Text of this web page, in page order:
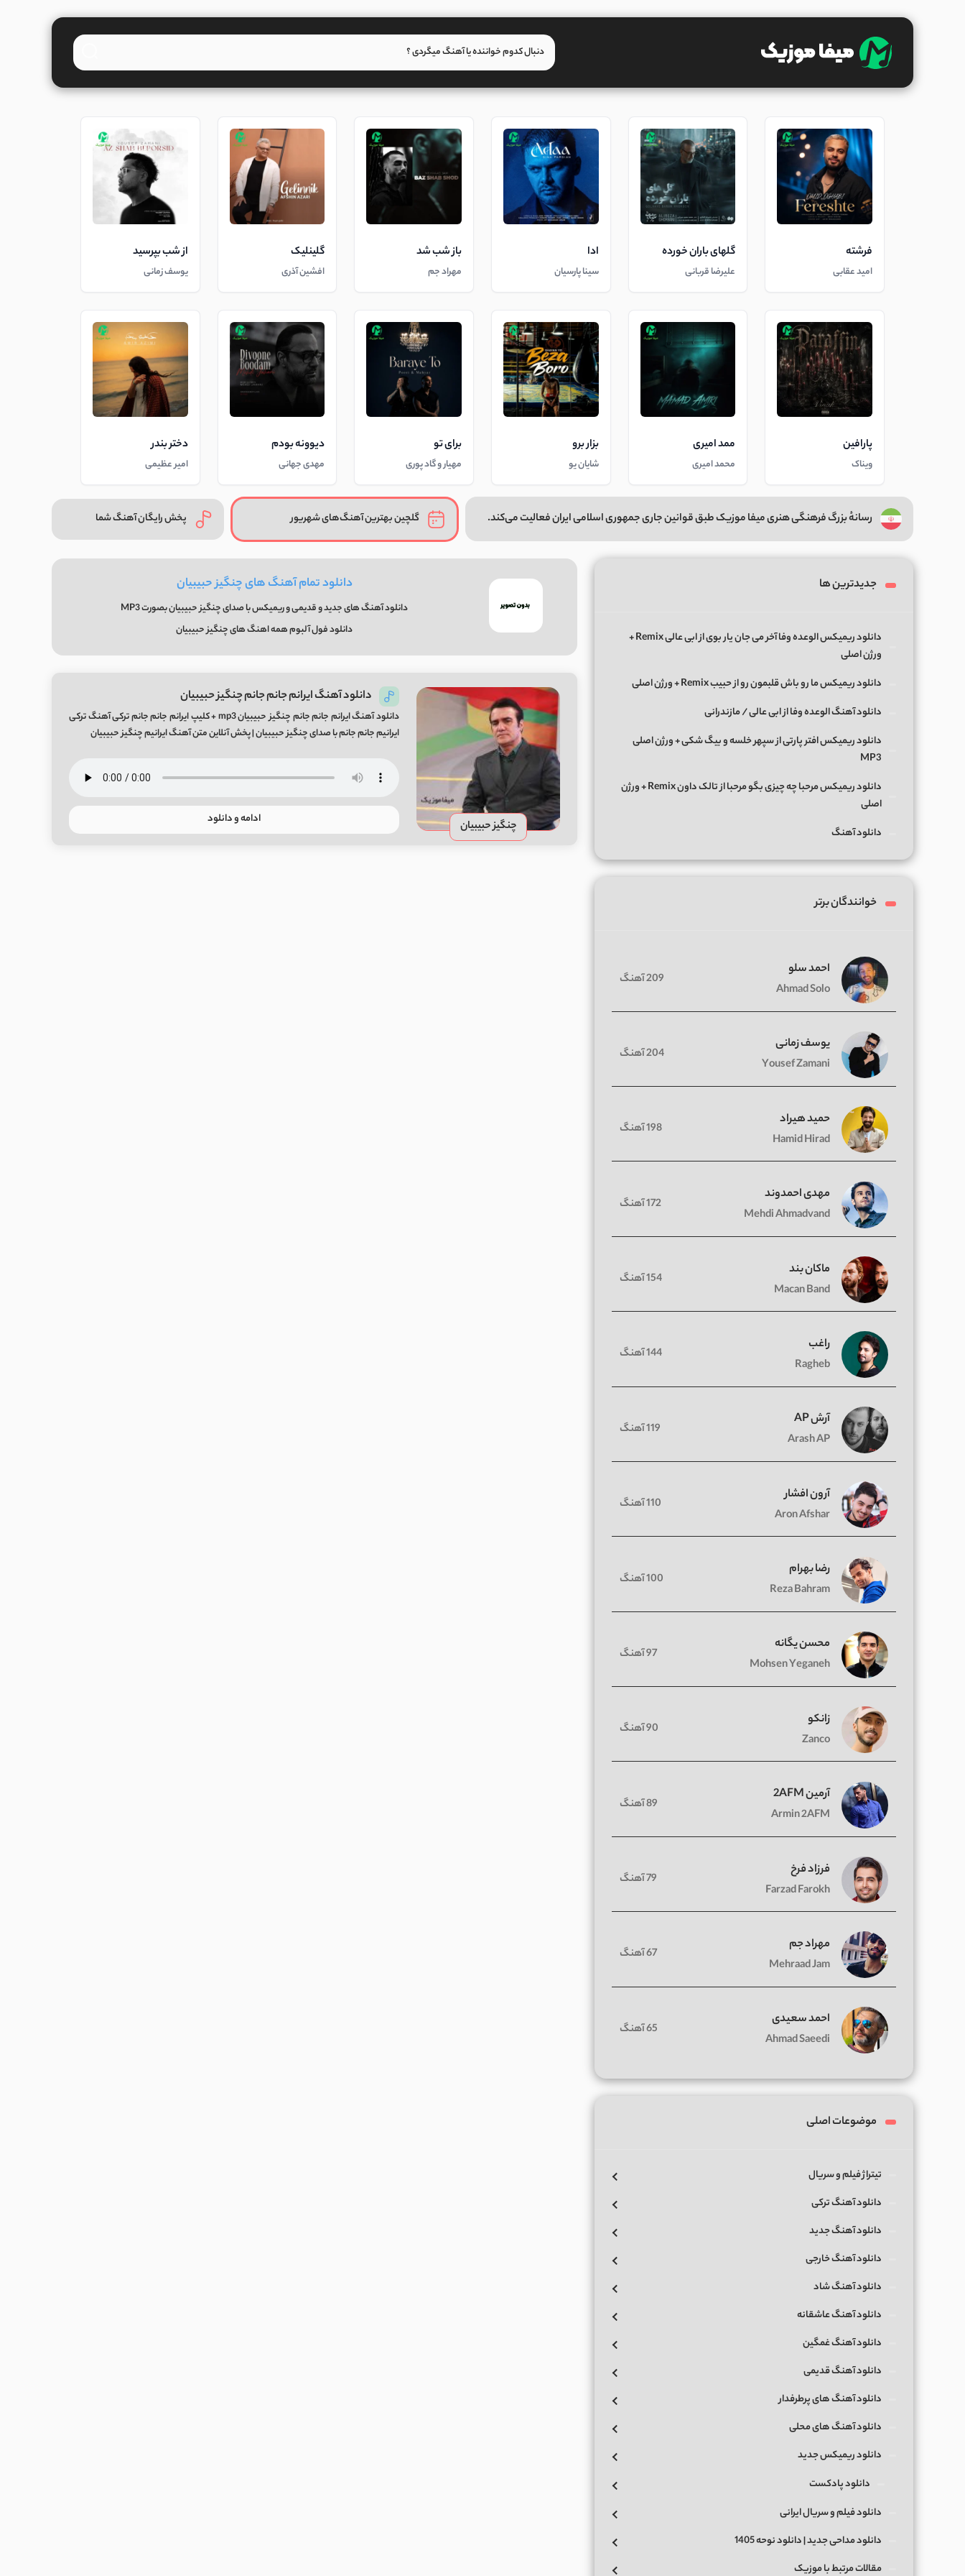
فرشته
امید عقابی
گلهای باران خورده
علیرضا قربانی
ادا
سینا پارسیان
باز شب شد
مهراد جم
گلینلیک
افشین آذری
از شب بپرسید
یوسف زمانی
پارافین
ویناک
ممد امیری
محمد امیری
بزار برو
شایان یو
برای تو
مهیار و گاد پوری
دیوونه بودم
مهدی جهانی
دختر بندر
امیر عظیمی
رسانهٔ بزرگ فرهنگی هنری میفا موزیک طبق قوانین جاری جمهوری اسلامی ایران فعالیت می‌کند. گلچین بهترین آهنگ‌های شهریور پخش رایگان آهنگ شما
دانلود تمام آهنگ های چنگیز حبیبیان
دانلود آهنگ های جدید و قدیمی و ریمیکس با صدای چنگیز حبیبیان بصورت MP3
دانلود فول آلبوم همه اهنگ های چنگیز حبیبیان
چنگیز حبیبیان
دانلود آهنگ ایرانم جانم جانم چنگیز حبیبیان
دانلود آهنگ ایرانم جانم جانم چنگیز حبیبیان mp3 + کلیپ ایرانم جانم جانم ترکی آهنگ ترکی
ایرانیم جانم جانم با صدای چنگیز حبیبیان | پخش آنلاین متن آهنگ ایرانیم چنگیز حبیبیان
ادامه و دانلود
جدیدترین ها
دانلود ریمیکس الوعده وفا آخر می جان یار بوی از ابی عالی Remix +
ورژن اصلی
دانلود ریمیکس ما رو باش قلبمون رو از حبیب Remix + ورژن اصلی
دانلود آهنگ الوعده وفا از ابی عالی / مازندرانی
دانلود ریمیکس افتر پارتی از سپهر خلسه و بیگ شکی + ورژن اصلی
MP3
دانلود ریمیکس ﻣﺮﺣﺒﺎ ﭼﻪ ﭼﻴﺰی ﺑﮕﻮ ﻣﺮﺣﺒﺎ از تالک داون Remix + ورژن
اصلی
دانلود آهنگ
خوانندگان برتر
احمد سلو
Ahmad Solo
209 آهنگ
یوسف زمانی
Yousef Zamani
204 آهنگ
حمید هیراد
Hamid Hirad
198 آهنگ
مهدی احمدوند
Mehdi Ahmadvand
172 آهنگ
ماکان بند
Macan Band
154 آهنگ
راغب
Ragheb
144 آهنگ
آرش AP
Arash AP
119 آهنگ
آرون افشار
Aron Afshar
110 آهنگ
رضا بهرام
Reza Bahram
100 آهنگ
محسن یگانه
Mohsen Yeganeh
97 آهنگ
زانکو
Zanco
90 آهنگ
آرمین 2AFM
Armin 2AFM
89 آهنگ
فرزاد فرخ
Farzad Farokh
79 آهنگ
مهراد جم
Mehraad Jam
67 آهنگ
احمد سعیدی
Ahmad Saeedi
65 آهنگ
موضوعات اصلی
تیتراژ فیلم و سریال
دانلود آهنگ ترکی
دانلود آهنگ جدید
دانلود آهنگ خارجی
دانلود آهنگ شاد
دانلود آهنگ عاشقانه
دانلود آهنگ غمگین
دانلود آهنگ قدیمی
دانلود آهنگ های پرطرفدار
دانلود آهنگ های محلی
دانلود ریمیکس جدید
دانلود پادکست
دانلود فیلم و سریال ایرانی
دانلود مداحی جدید | دانلود نوحه 1405
مقالات مرتبط با موزیک